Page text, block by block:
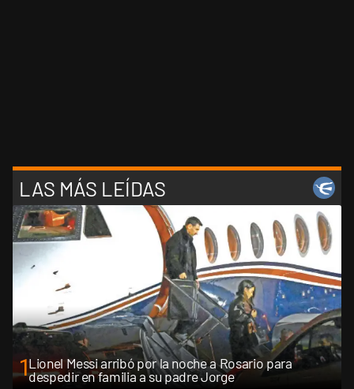
LAS MÁS LEÍDAS
1Lionel Messi arribó por la noche a Rosario para
despedir en familia a su padre Jorge